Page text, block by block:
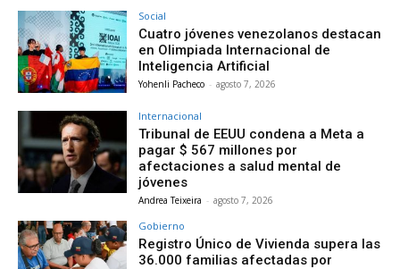
Social
Cuatro jóvenes venezolanos destacan
en Olimpiada Internacional de
Inteligencia Artificial
Yohenli Pacheco - agosto 7, 2026
Internacional
Tribunal de EEUU condena a Meta a
pagar $ 567 millones por
afectaciones a salud mental de
jóvenes
Andrea Teixeira - agosto 7, 2026
Gobierno
Registro Único de Vivienda supera las
36.000 familias afectadas por